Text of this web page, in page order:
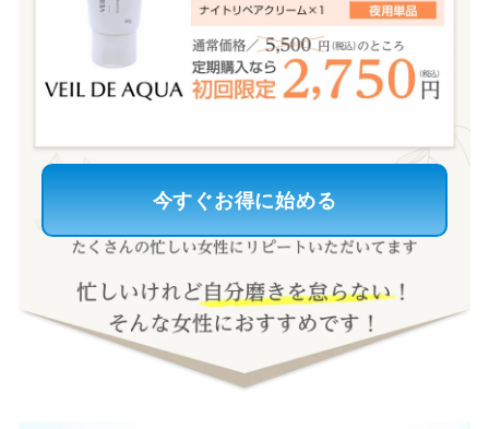
今すぐお得に始める